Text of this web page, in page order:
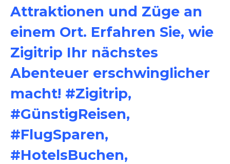
Attraktionen und Züge an
einem Ort. Erfahren Sie, wie
Zigitrip Ihr nächstes
Abenteuer erschwinglicher
macht! #Zigitrip,
#GünstigReisen,
#FlugSparen,
#HotelsBuchen,